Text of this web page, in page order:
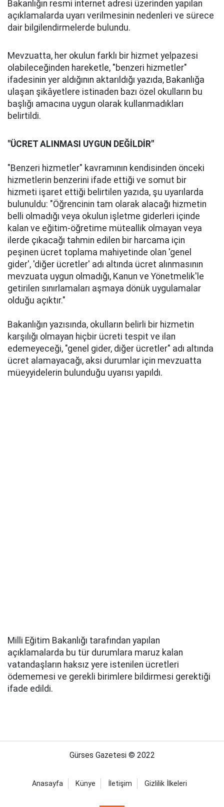
Bakanlığın resmi internet adresi üzerinden yapılan
açıklamalarda uyarı verilmesinin nedenleri ve sürece
dair bilgilendirmelerde bulundu.
Mevzuatta, her okulun farklı bir hizmet yelpazesi
olabileceğinden hareketle, "benzeri hizmetler"
ifadesinin yer aldığının aktarıldığı yazıda, Bakanlığa
ulaşan şikâyetlere istinaden bazı özel okulların bu
başlığı amacına uygun olarak kullanmadıkları
belirtildi.
"ÜCRET ALINMASI UYGUN DEĞİLDİR"
"Benzeri hizmetler" kavramının kendisinden önceki
hizmetlerin benzerini ifade ettiği ve somut bir
hizmeti işaret ettiği belirtilen yazıda, şu uyarılarda
bulunuldu: "Öğrencinin tam olarak alacağı hizmetin
belli olmadığı veya okulun işletme giderleri içinde
kalan ve eğitim-öğretime müteallik olmayan veya
ilerde çıkacağı tahmin edilen bir harcama için
peşinen ücret toplama mahiyetinde olan 'genel
gider', 'diğer ücretler' adı altında ücret alınmasının
mevzuata uygun olmadığı, Kanun ve Yönetmelik'le
getirilen sınırlamaları aşmaya dönük uygulamalar
olduğu açıktır."
Bakanlığın yazısında, okulların belirli bir hizmetin
karşılığı olmayan hiçbir ücreti tespit ve ilan
edemeyeceği, "genel gider, diğer ücretler" adı altında
ücret alamayacağı, aksi durumlar için mevzuatta
müeyyidelerin bulunduğu uyarısı yapıldı.
Milli Eğitim Bakanlığı tarafından yapılan
açıklamalarda bu tür durumlara maruz kalan
vatandaşların haksız yere istenilen ücretleri
ödememesi ve gerekli birimlere bildirmesi gerektiği
ifade edildi.
Gürses Gazetesi © 2022
Anasayfa Künye İletişim Gizlilik İlkeleri